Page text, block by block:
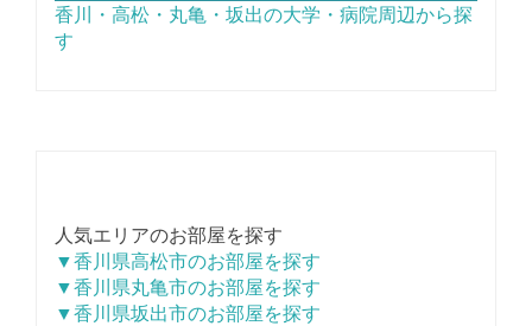
香川・高松・丸亀・坂出の大学・病院周辺から探
す
人気エリアのお部屋を探す
▼香川県高松市のお部屋を探す
▼香川県丸亀市のお部屋を探す
▼香川県坂出市のお部屋を探す